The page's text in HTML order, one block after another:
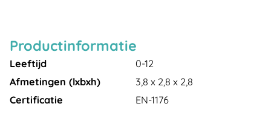
Productinformatie
Leeftijd
0-12
Afmetingen (lxbxh)
3,8 x 2,8 x 2,8
Certificatie
EN-1176